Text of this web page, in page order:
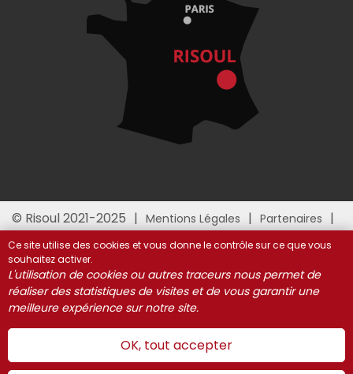
© Risoul 2021-2025 Mentions Légales
Partenaires
Gestion des cookies
Ce site utilise des cookies et vous donne le contrôle sur ce que vous
souhaitez activer.
L'utilisation de cookies ou autres traceurs nous permet de
réaliser des statistiques de visites et de vous garantir une
meilleure expérience sur notre site.
OK, tout accepter